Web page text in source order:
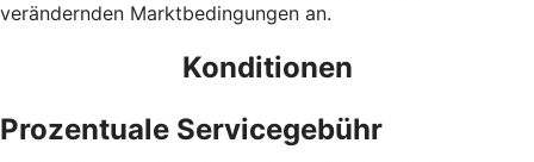
verändernden Marktbedingungen an.
Konditionen
Prozentuale Servicegebühr